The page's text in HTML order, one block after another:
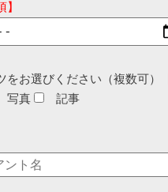
】
をお選びください（複数可）
写真 記事